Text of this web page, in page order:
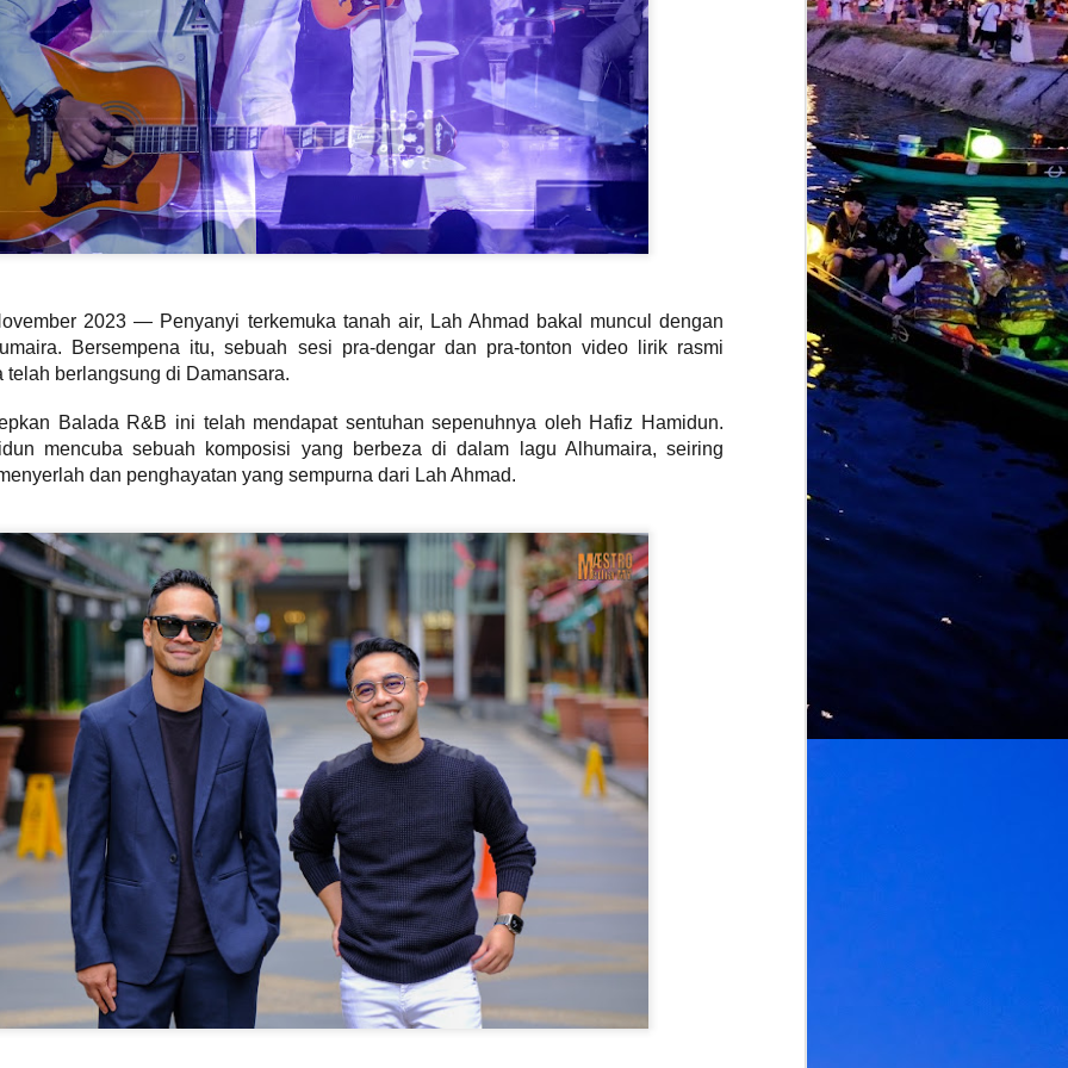
2023 — Penyanyi terkemuka tanah air, Lah Ahmad bakal muncul dengan
Bersempena itu, sebuah sesi pra-dengar dan pra-tonton video lirik rasmi
telah berlangsung di Damansara.
Balada R&B ini telah mendapat sentuhan sepenuhnya oleh Hafiz Hamidun.
mencuba sebuah komposisi yang berbeza di dalam lagu Alhumaira, seiring
dan penghayatan yang sempurna dari Lah Ahmad.
Syafiq apabila dia meninggalkan sedikit identiti balada klasik
yang sering dikaitkan dengannya sebelum ini, sebaliknya
mempertaruhkan sentuhan moden berteraskan slow rock balada.
AUG
DOLLA KEMBALI
MENAMPILKAN IKON
RAP THAILAND
F.HERO DALAM "
Selepas penantian selama lapan
bulan, kumpulan wanita popular
Malaysia, DOLLA, kembali
dengan single terbaharu berjudul
“G.O.A.T”, sebuah kolaborasi
bertenaga bersama ikon rap
Thailand, F.Hero. Lagu ini
menandakan permulaan era
baharu DOLLA yang paling
berani setakat ini, sekali gus
mencerminkan aspirasi mereka
untuk terus mengembangkan
pengaruh ke seluruh Asia
Tenggara dan pasaran
antarabangsa.
JUL
RINO KOLEKSI
TERBARU
KACAMATA HITAM
DENGAN DUA
SETIAP HARI
KUALA LUMPUR, 24 JULAI 2026 -
C.Rino oleh Carlo Rino menyinari
dua gaya cermin mata khas
yang menggabungkan fesyen
dan fungsi untuk pakaian harian
dengan mudah. Direka bentuk
untuk melengkapkan gaya hidup
wanita moden, cermin mata hitam
C.Rino Halo dan C.Rino Aurelia
mempamerkan estetika abadi,
keselesaan ringan dan
perlindungan mata yang penting.
KONSERT EKSLUSIF
‘MANGU DI KUALA
Rockstage Entertainment, hari ini
secara rasmi mengeluarkan notis
panggilan terakhir (last call) buat
seluruh pengikut dan pencinta
seni muzik tanahair serta
serantau. Makluman ini menyusul
berikutan status penjualan tiket
bagi Konsert Mangu di
KualaLumpur yang kini
dilaporkan berada pada tahap
yang sangat terhad dan kritikal.
SYAMEL LANCAR ALBUM SULUNG “PERTAMA”
MERAIKAN SEDEKAD DALAM INDUSTRI
KUALA LUMPUR, 24 Julai 2026 - Selepas sedekad membina
menerusi lagu-lagu bernuansa emosi, Syamel hari ini
album sulungnya, PERTAMA. Mengandungi enam lagu,
ini menghimpunkan kisah tentang kehilangan, kerinduan,
dan keberanian untuk memulakan semula - sekali gus
fasa baharu dalam perjalanan seninya.
10 tahun berada dalam industri, akhirnya saya dapat
album pertama saya.
THE LABRICH REVEAL: NURTURING
GENERATIONS, EMPOWERING VITALITY -
PERKENALKAN PUAN SARIMAH IBRAHIM
SEBAGAI DUTA JENAMA
LUMPUR, 26 Jun 2026 – Labrich hari ini melakar satu lagi
penting dalam perjalanan jenamanya menerusi
The Labrich Reveal: Nurturing Generations, Empowering
sebuah majlis eksklusif yang memperkenalkan dua rangkaian
terbaharu Labrich serta mengumumkan secara rasmi Che
Sarimah Ibrahim sebagai Duta Jenama Labrich.